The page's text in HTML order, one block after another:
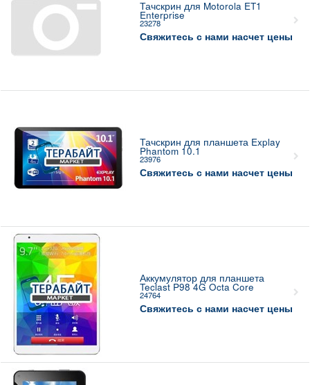
Тачскрин для Motorola ET1
Enterprise
23278
Свяжитесь с нами насчет цены
Тачскрин для планшета Explay
Phantom 10.1
23976
Свяжитесь с нами насчет цены
Аккумулятор для планшета
Teclast P98 4G Octa Core
24764
Свяжитесь с нами насчет цены